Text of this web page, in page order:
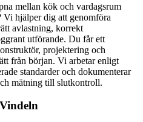
mellan kök och vardagsrum
Vi hjälper dig att genomföra
avlastning, korrekt
utförande. Du får ett
projektering och
från början. Vi arbetar enligt
standarder och dokumenterar
mätning till slutkontroll.